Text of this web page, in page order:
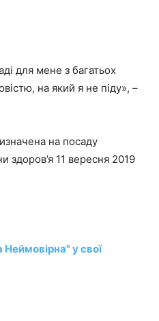
для мене з багатьох
на який я не піду», –
на посаду
здоров’я 11 вересня 2019
у свої